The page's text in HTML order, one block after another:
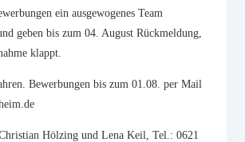
ein ausgewogenes Team
geben bis zum 04. August Rückmeldung,
klappt.
Bewerbungen bis zum 01.08. per Mail
Hölzing und Lena Keil, Tel.: 0621